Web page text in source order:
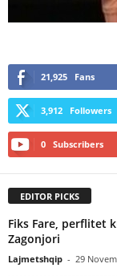
21,925 Fans
3,912 Followers
0 Subscribers
EDITOR PICKS
Fiks Fare, perflitet
Zagonjori
Lajmetshqip - 29